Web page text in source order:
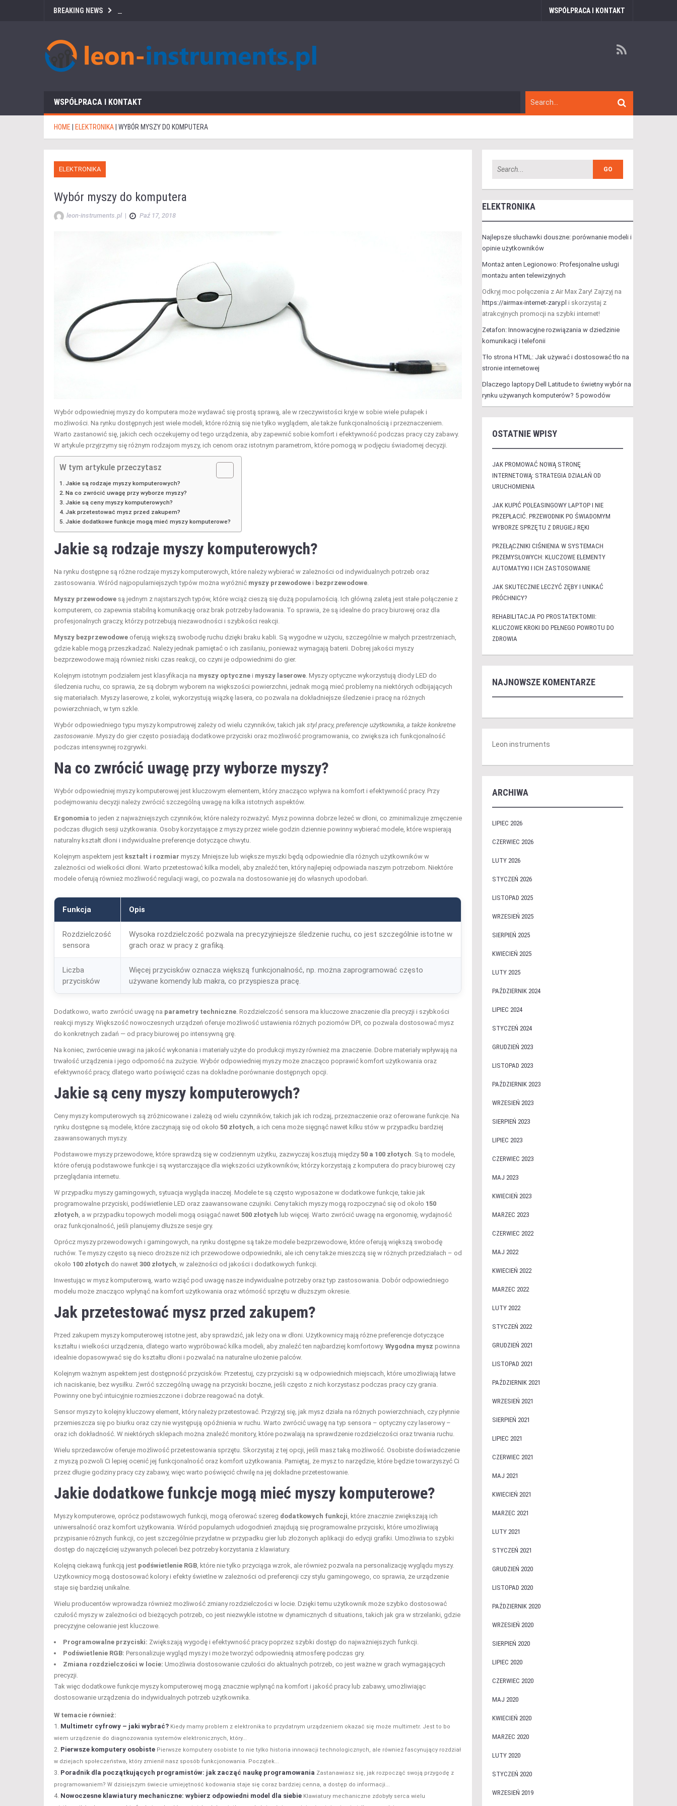
BREAKING NEWS WSPÓŁPRACA I KONTAKT
WSPÓŁPRACA I KONTAKT
HOME ELEKTRONIKA WYBÓR MYSZY DO KOMPUTERA
ELEKTRONIKA
Wybór myszy do komputera
leon-instruments.pl | Paź 17, 2018
Wybór odpowiedniej myszy do komputera może wydawać się prostą sprawą, ale w rzeczywistości kryje w sobie wiele pułapek i
możliwości. Na rynku dostępnych jest wiele modeli, które różnią się nie tylko wyglądem, ale także funkcjonalnością i przeznaczeniem.
Warto zastanowić się, jakich cech oczekujemy od tego urządzenia, aby zapewnić sobie komfort i efektywność podczas pracy czy zabawy.
W artykule przyjrzymy się różnym rodzajom myszy, ich cenom oraz istotnym parametrom, które pomogą w podjęciu świadomej decyzji.
W tym artykule przeczytasz
Jakie są rodzaje myszy komputerowych?
Na co zwrócić uwagę przy wyborze myszy?
Jakie są ceny myszy komputerowych?
Jak przetestować mysz przed zakupem?
Jakie dodatkowe funkcje mogą mieć myszy komputerowe?
Jakie są rodzaje myszy komputerowych?
Na rynku dostępne są różne rodzaje myszy komputerowych, które należy wybierać w zależności od indywidualnych potrzeb oraz
zastosowania. Wśród najpopularniejszych typów można wyróżnić myszy przewodowe i bezprzewodowe.
Myszy przewodowe są jednym z najstarszych typów, które wciąż cieszą się dużą popularnością. Ich główną zaletą jest stałe połączenie z
komputerem, co zapewnia stabilną komunikację oraz brak potrzeby ładowania. To sprawia, że są idealne do pracy biurowej oraz dla
profesjonalnych graczy, którzy potrzebują niezawodności i szybkości reakcji.
Myszy bezprzewodowe oferują większą swobodę ruchu dzięki braku kabli. Są wygodne w użyciu, szczególnie w małych przestrzeniach,
gdzie kable mogą przeszkadzać. Należy jednak pamiętać o ich zasilaniu, ponieważ wymagają baterii. Dobrej jakości myszy
bezprzewodowe mają również niski czas reakcji, co czyni je odpowiednimi do gier.
Kolejnym istotnym podziałem jest klasyfikacja na myszy optyczne i myszy laserowe. Myszy optyczne wykorzystują diody LED do
śledzenia ruchu, co sprawia, że są dobrym wyborem na większości powierzchni, jednak mogą mieć problemy na niektórych odbijających
się materiałach. Myszy laserowe, z kolei, wykorzystują wiązkę lasera, co pozwala na dokładniejsze śledzenie i pracę na różnych
powierzchniach, w tym szkle.
Wybór odpowiedniego typu myszy komputrowej zależy od wielu czynników, takich jak styl pracy, preferencje użytkownika, a także konkretne
zastosowanie. Myszy do gier często posiadają dodatkowe przyciski oraz możliwość programowania, co zwiększa ich funkcjonalność
podczas intensywnej rozgrywki.
Na co zwrócić uwagę przy wyborze myszy?
Wybór odpowiedniej myszy komputerowej jest kluczowym elementem, który znacząco wpływa na komfort i efektywność pracy. Przy
podejmowaniu decyzji należy zwrócić szczególną uwagę na kilka istotnych aspektów.
Ergonomia to jeden z najważniejszych czynników, które należy rozważyć. Mysz powinna dobrze leżeć w dłoni, co zminimalizuje zmęczenie
podczas długich sesji użytkowania. Osoby korzystające z myszy przez wiele godzin dziennie powinny wybierać modele, które wspierają
naturalny kształt dłoni i indywidualne preferencje dotyczące chwytu.
Kolejnym aspektem jest kształt i rozmiar myszy. Mniejsze lub większe myszki będą odpowiednie dla różnych użytkowników w
zależności od wielkości dłoni. Warto przetestować kilka modeli, aby znaleźć ten, który najlepiej odpowiada naszym potrzebom. Niektóre
modele oferują również możliwość regulacji wagi, co pozwala na dostosowanie jej do własnych upodobań.
Funkcja Opis
Rozdzielczość
sensora
Wysoka rozdzielczość pozwala na precyzyjniejsze śledzenie ruchu, co jest szczególnie istotne w
grach oraz w pracy z grafiką.
Liczba
przycisków
Więcej przycisków oznacza większą funkcjonalność, np. można zaprogramować często
używane komendy lub makra, co przyspiesza pracę.
Dodatkowo, warto zwrócić uwagę na parametry techniczne. Rozdzielczość sensora ma kluczowe znaczenie dla precyzji i szybkości
reakcji myszy. Większość nowoczesnych urządzeń oferuje możliwość ustawienia różnych poziomów DPI, co pozwala dostosować mysz
do konkretnych zadań — od pracy biurowej po intensywną grę.
Na koniec, zwrócenie uwagi na jakość wykonania i materiały użyte do produkcji myszy również ma znaczenie. Dobre materiały wpływają na
trwałość urządzenia i jego odporność na zużycie. Wybór odpowiedniej myszy może znacząco poprawić komfort użytkowania oraz
efektywność pracy, dlatego warto poświęcić czas na dokładne porównanie dostępnych opcji.
Jakie są ceny myszy komputerowych?
Ceny myszy komputerowych są zróżnicowane i zależą od wielu czynników, takich jak ich rodzaj, przeznaczenie oraz oferowane funkcje. Na
rynku dostępne są modele, które zaczynają się od około 50 złotych, a ich cena może sięgnąć nawet kilku stów w przypadku bardziej
zaawansowanych myszy.
Podstawowe myszy przewodowe, które sprawdzą się w codziennym użytku, zazwyczaj kosztują między50 a 100 złotych. Są to modele,
które oferują podstawowe funkcje i są wystarczające dla większości użytkowników, którzy korzystają z komputera do pracy biurowej czy
przeglądania internetu.
W przypadku myszy gamingowych, sytuacja wygląda inaczej. Modele te są często wyposażone w dodatkowe funkcje, takie jak
programowalne przyciski, podświetlenie LED oraz zaawansowane czujniki. Ceny takich myszy mogą rozpoczynać się od około 150
złotych, a w przypadku topowych modeli mogą osiągać nawet 500 złotych lub więcej. Warto zwrócić uwagę na ergonomię, wydajność
oraz funkcjonalność, jeśli planujemy dłuższe sesje gry.
Oprócz myszy przewodowych i gamingowych, na rynku dostępne są także modele bezprzewodowe, które oferują większą swobodę
ruchów. Te myszy często są nieco droższe niż ich przewodowe odpowiedniki, ale ich ceny także mieszczą się w różnych przedziałach – od
około 100 złotych do nawet 300 złotych, w zależności od jakości i dodatkowych funkcji.
Inwestując w mysz komputerową, warto wziąć pod uwagę nasze indywidualne potrzeby oraz typ zastosowania. Dobór odpowiedniego
modelu może znacząco wpłynąć na komfort użytkowania oraz wtórność sprzętu w dłuższym okresie.
Jak przetestować mysz przed zakupem?
Przed zakupem myszy komputerowej istotne jest, aby sprawdzić, jak leży ona w dłoni. Użytkownicy mają różne preferencje dotyczące
kształtu i wielkości urządzenia, dlatego warto wypróbować kilka modeli, aby znaleźć ten najbardziej komfortowy. Wygodna mysz powinna
idealnie dopasowywać się do kształtu dłoni i pozwalać na naturalne ułożenie palców.
Kolejnym ważnym aspektem jest dostępność przycisków. Przetestuj, czy przyciski są w odpowiednich miejscach, które umożliwiają łatwe
ich naciskanie, bez wysiłku. Zwróć szczególną uwagę na przyciski boczne, jeśli często z nich korzystasz podczas pracy czy grania.
Powinny one być intuicyjnie rozmieszczone i dobrze reagować na dotyk.
Sensor myszy to kolejny kluczowy element, który należy przetestować. Przyjrzyj się, jak mysz działa na różnych powierzchniach, czy płynnie
przemieszcza się po biurku oraz czy nie występują opóźnienia w ruchu. Warto zwrócić uwagę na typ sensora – optyczny czy laserowy –
oraz ich dokładność. W niektórych sklepach można znaleźć monitory, które pozwalają na sprawdzenie rozdzielczości oraz trwania ruchu.
Wielu sprzedawców oferuje możliwość przetestowania sprzętu. Skorzystaj z tej opcji, jeśli masz taką możliwość. Osobiste doświadczenie
z myszą pozwoli Ci lepiej ocenić jej funkcjonalność oraz komfort użytkowania. Pamiętaj, że mysz to narzędzie, które będzie towarzyszyć Ci
przez długie godziny pracy czy zabawy, więc warto poświęcić chwilę na jej dokładne przetestowanie.
Jakie dodatkowe funkcje mogą mieć myszy komputerowe?
Myszy komputerowe, oprócz podstawowych funkcji, mogą oferować szereg dodatkowych funkcji, które znacznie zwiększają ich
uniwersalność oraz komfort użytkowania. Wśród popularnych udogodnień znajdują się programowalne przyciski, które umożliwiają
przypisanie różnych funkcji, co jest szczególnie przydatne w przypadku gier lub złożonych aplikacji do edycji grafiki. Umożliwia to szybki
dostęp do najczęściej używanych poleceń bez potrzeby korzystania z klawiatury.
Kolejną ciekawą funkcją jest podświetlenie RGB, które nie tylko przyciąga wzrok, ale również pozwala na personalizację wyglądu myszy.
Użytkownicy mogą dostosować kolory i efekty świetlne w zależności od preferencji czy stylu gamingowego, co sprawia, że urządzenie
staje się bardziej unikalne.
Wielu producentów wprowadza również możliwość zmiany rozdzielczości w locie. Dzięki temu użytkownik może szybko dostosować
czułość myszy w zależności od bieżących potrzeb, co jest niezwykle istotne w dynamicznych d situations, takich jak gra w strzelanki, gdzie
precyzyjne celowanie jest kluczowe.
Programowalne przyciski: Zwiększają wygodę i efektywność pracy poprzez szybki dostęp do najważniejszych funkcji.
Podświetlenie RGB: Personalizuje wygląd myszy i może tworzyć odpowiednią atmosferę podczas gry.
Zmiana rozdzielczości w locie: Umożliwia dostosowanie czułości do aktualnych potrzeb, co jest ważne w grach wymagających
precyzji.
Tak więc dodatkowe funkcje myszy komputerowej mogą znacznie wpłynąć na komfort i jakość pracy lub zabawy, umożliwiając
dostosowanie urządzenia do indywidualnych potrzeb użytkownika.
W temacie również:
Multimetr cyfrowy – jaki wybrać? Kiedy mamy problem z elektronika to przydatnym urządzeniem okazać się może multimetr. Jest to bo
wiem urządzenie do diagnozowania systemów elektronicznych, który...
Pierwsze komputery osobiste Pierwsze komputery osobiste to nie tylko historia innowacji technologicznych, ale również fascynujący rozdział
w dziejach społeczeństwa, który zmienił nasz sposób funkcjonowania. Początek...
Poradnik dla początkujących programistów: jak zacząć naukę programowania Zastanawiasz się, jak rozpocząć swoją przygodę z
programowaniem? W dzisiejszym świecie umiejętność kodowania staje się coraz bardziej cenna, a dostęp do informacji...
Nowoczesne klawiatury mechaniczne: wybierz odpowiedni model dla siebie Klawiatury mechaniczne zdobyły serca wielu
ELEKTRONIKA
Najlepsze słuchawki douszne: porównanie modeli i
opinie użytkowników
Montaż anten Legionowo: Profesjonalne usługi
montażu anten telewizyjnych
Odkryj moc połączenia z Air Max Żary! Zajrzyj na
https://airmax-internet-zary.pl i skorzystaj z
atrakcyjnych promocji na szybki internet!
Zetafon: Innowacyjne rozwiązania w dziedzinie
komunikacji i telefonii
Tło strona HTML: Jak używać i dostosować tło na
stronie internetowej
Dlaczego laptopy Dell Latitude to świetny wybór na
rynku używanych komputerów? 5 powodów
OSTATNIE WPISY
JAK PROMOWAĆ NOWĄ STRONĘ
INTERNETOWĄ: STRATEGIA DZIAŁAŃ OD
URUCHOMIENIA
JAK KUPIĆ POLEASINGOWY LAPTOP I NIE
PRZEPŁACIĆ. PRZEWODNIK PO ŚWIADOMYM
WYBORZE SPRZĘTU Z DRUGIEJ RĘKI
PRZEŁĄCZNIKI CIŚNIENIA W SYSTEMACH
PRZEMYSŁOWYCH: KLUCZOWE ELEMENTY
AUTOMATYKI I ICH ZASTOSOWANIE
JAK SKUTECZNIE LECZYĆ ZĘBY I UNIKAĆ
PRÓCHNICY?
REHABILITACJA PO PROSTATEKTOMII:
KLUCZOWE KROKI DO PEŁNEGO POWROTU DO
ZDROWIA
NAJNOWSZE KOMENTARZE
Leon instruments
ARCHIWA
LIPIEC 2026
CZERWIEC 2026
LUTY 2026
STYCZEŃ 2026
LISTOPAD 2025
WRZESIEŃ 2025
SIERPIEŃ 2025
KWIECIEŃ 2025
LUTY 2025
PAŹDZIERNIK 2024
LIPIEC 2024
STYCZEŃ 2024
GRUDZIEŃ 2023
LISTOPAD 2023
PAŹDZIERNIK 2023
WRZESIEŃ 2023
SIERPIEŃ 2023
LIPIEC 2023
CZERWIEC 2023
MAJ 2023
KWIECIEŃ 2023
MARZEC 2023
CZERWIEC 2022
MAJ 2022
KWIECIEŃ 2022
MARZEC 2022
LUTY 2022
STYCZEŃ 2022
GRUDZIEŃ 2021
LISTOPAD 2021
PAŹDZIERNIK 2021
WRZESIEŃ 2021
SIERPIEŃ 2021
LIPIEC 2021
CZERWIEC 2021
MAJ 2021
KWIECIEŃ 2021
MARZEC 2021
LUTY 2021
STYCZEŃ 2021
GRUDZIEŃ 2020
LISTOPAD 2020
PAŹDZIERNIK 2020
WRZESIEŃ 2020
SIERPIEŃ 2020
LIPIEC 2020
CZERWIEC 2020
MAJ 2020
KWIECIEŃ 2020
MARZEC 2020
LUTY 2020
STYCZEŃ 2020
WRZESIEŃ 2019